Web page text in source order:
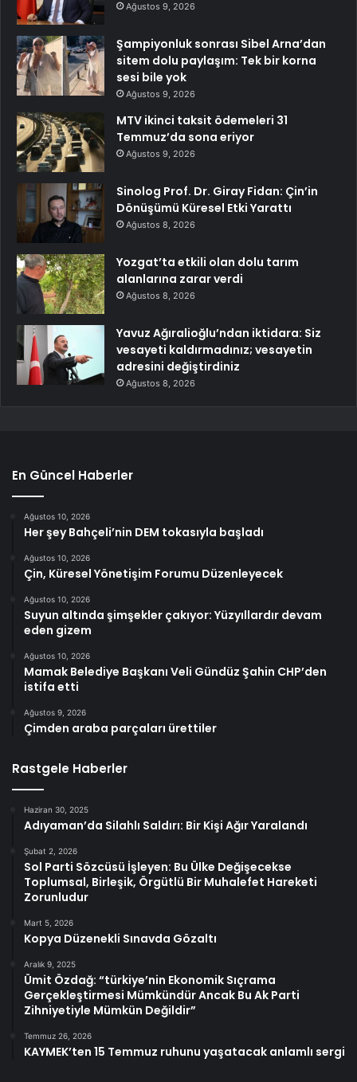
Ağustos 9, 2026
Şampiyonluk sonrası Sibel Arna’dan
sitem dolu paylaşım: Tek bir korna
sesi bile yok
Ağustos 9, 2026
MTV ikinci taksit ödemeleri 31
Temmuz’da sona eriyor
Ağustos 9, 2026
Sinolog Prof. Dr. Giray Fidan: Çin’in
Dönüşümü Küresel Etki Yarattı
Ağustos 8, 2026
Yozgat’ta etkili olan dolu tarım
alanlarına zarar verdi
Ağustos 8, 2026
Yavuz Ağıralioğlu’ndan iktidara: Siz
vesayeti kaldırmadınız; vesayetin
adresini değiştirdiniz
Ağustos 8, 2026
En Güncel Haberler
Ağustos 10, 2026
Her şey Bahçeli’nin DEM tokasıyla başladı
Ağustos 10, 2026
Çin, Küresel Yönetişim Forumu Düzenleyecek
Ağustos 10, 2026
Suyun altında şimşekler çakıyor: Yüzyıllardır devam
eden gizem
Ağustos 10, 2026
Mamak Belediye Başkanı Veli Gündüz Şahin CHP’den
istifa etti
Ağustos 9, 2026
Çimden araba parçaları ürettiler
Rastgele Haberler
Haziran 30, 2025
Adıyaman’da Silahlı Saldırı: Bir Kişi Ağır Yaralandı
Şubat 2, 2026
Sol Parti Sözcüsü İşleyen: Bu Ülke Değişecekse
Toplumsal, Birleşik, Örgütlü Bir Muhalefet Hareketi
Zorunludur
Mart 5, 2026
Kopya Düzenekli Sınavda Gözaltı
Aralık 9, 2025
Ümit Özdağ: “türkiye’nin Ekonomik Sıçrama
Gerçekleştirmesi Mümkündür Ancak Bu Ak Parti
Zihniyetiyle Mümkün Değildir”
Temmuz 26, 2026
KAYMEK’ten 15 Temmuz ruhunu yaşatacak anlamlı sergi